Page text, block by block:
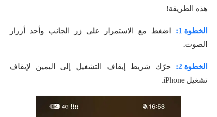
هذه الطريقة!
الخطوة 1:
اضغط مع الاستمرار على زر الجانب وأحد أزرار
الصوت.
الخطوة 2:
حرّك شريط إيقاف التشغيل إلى اليمين لإيقاف
تشغيل iPhone.